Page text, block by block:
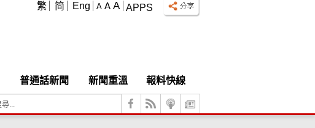
APPS
A A A
繁 简 Eng
普通話新聞 新聞重溫
報料快線